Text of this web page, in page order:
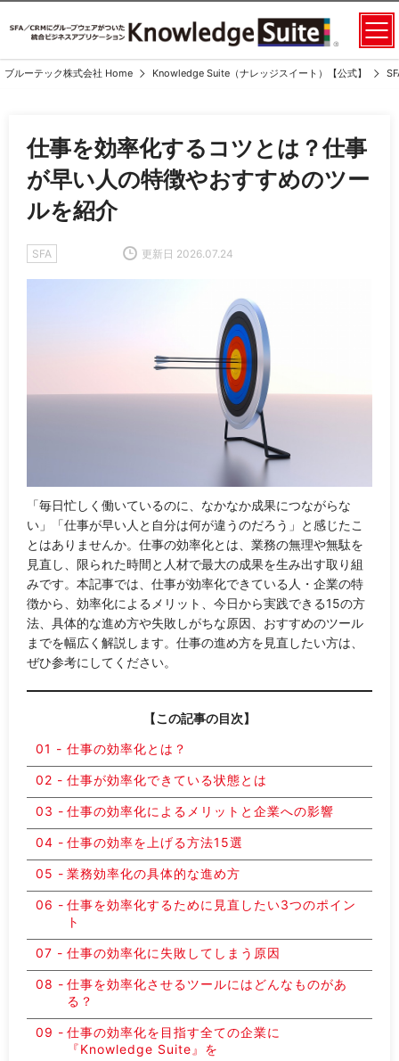
ブルーテック株式会社 Home Knowledge Suite（ナレッジスイート）【公式】
仕事を効率化するコツとは？仕事
が早い人の特徴やおすすめのツー
ルを紹介
更新日 2026.07.24
SFA
「毎日忙しく働いているのに、なかなか成果につながらな
い」「仕事が早い人と自分は何が違うのだろう」と感じたこ
とはありませんか。仕事の効率化とは、業務の無理や無駄を
見直し、限られた時間と人材で最大の成果を生み出す取り組
みです。本記事では、仕事が効率化できている人・企業の特
徴から、効率化によるメリット、今日から実践できる15の方
法、具体的な進め方や失敗しがちな原因、おすすめのツール
までを幅広く解説します。仕事の進め方を見直したい方は、
ぜひ参考にしてください。
【この記事の目次】
仕事の効率化とは？
仕事が効率化できている状態とは
仕事の効率化によるメリットと企業への影響
仕事の効率を上げる方法15選
業務効率化の具体的な進め方
仕事を効率化するために見直したい3つのポイン
ト
仕事の効率化に失敗してしまう原因
仕事を効率化させるツールにはどんなものがあ
る？
仕事の効率化を目指す全ての企業に
『Knowledge Suite』を